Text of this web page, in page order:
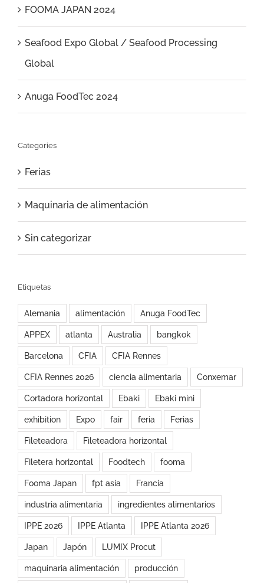
FOOMA JAPAN 2024
Seafood Expo Global / Seafood Processing
Global
Anuga FoodTec 2024
Categories
Ferias
Maquinaria de alimentación
Sin categorizar
Etiquetas
Alemania alimentación Anuga FoodTec
APPEX atlanta Australia bangkok
Barcelona CFIA CFIA Rennes
CFIA Rennes 2026 ciencia alimentaria Conxemar
Cortadora horizontal Ebaki Ebaki mini
exhibition Expo fair feria Ferias
Fileteadora Fileteadora horizontal
Filetera horizontal Foodtech fooma
Fooma Japan fpt asia Francia
industria alimentaria ingredientes alimentarios
IPPE 2026 IPPE Atlanta IPPE Atlanta 2026
Japan Japón LUMIX Procut
maquinaria alimentación producción